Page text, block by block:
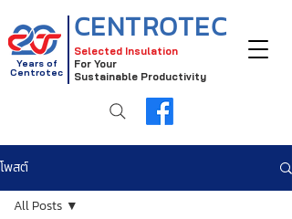
Selected Insulation
For Your
Sustainable Productivity
CENTROTEC
Years of
Centrotec
โพสต์
All Posts